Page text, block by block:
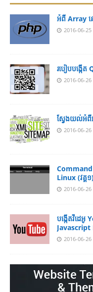
អំពី Array ន
2016-06-25
របៀប​បង្កើ
2016-06-26
ស្វែង​យល់​​អំពី​
2016-06-26
Command
Linux (វគ្គ
2016-06-26
បង្កើតវីដេ
Javascript
2016-06-26